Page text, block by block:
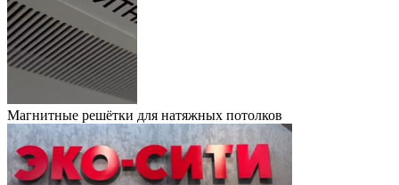
Магнитные решётки для натяжных потолков